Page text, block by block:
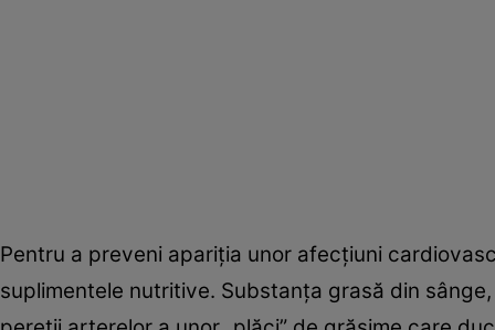
Pentru a preveni apariţia unor afecţiuni
suplimentele nutritive. Substanţa grasă din